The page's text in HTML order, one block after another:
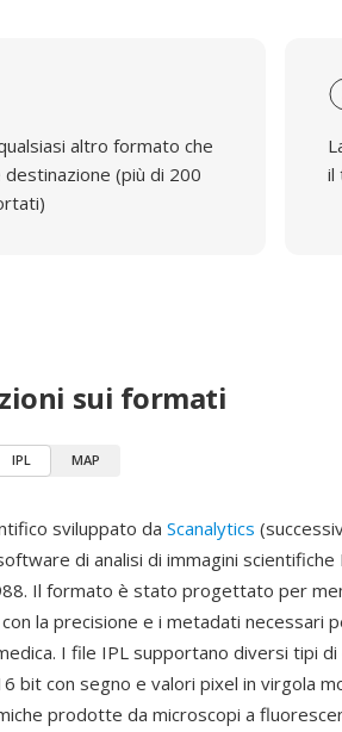
altro formato che
(più di 200
il
sui formati
IPL MAP
sviluppato da Scanalytics
di analisi di immagini scientifiche
Il formato è stato progettato per
la precisione e i metadati necessari
I file IPL supportano diversi tipi di
bit con segno e valori pixel in virgola
prodotte da microscopi a